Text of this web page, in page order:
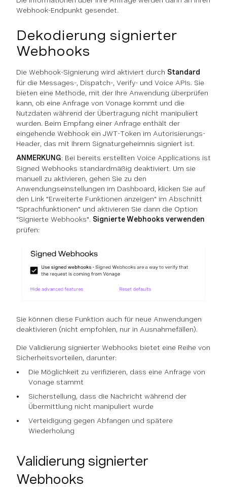
Webhook-Endpunkt gesendet.
Dekodierung signierter
Webhooks
Die Webhook-Signierung wird aktiviert durch Standard
für die Messages-, Dispatch-, Verify- und Voice APIs. Sie
bieten eine Methode, mit der Ihre Anwendung überprüfen
kann, ob eine Anfrage von Vonage kommt und die
Nutzdaten während der Übertragung nicht manipuliert
wurden. Beim Empfang einer Anfrage enthält der
eingehende Webhook ein JWT-Token im Autorisierungs-
Header, das mit Ihrem Signaturgeheimnis signiert ist.
ANMERKUNG: Bei bereits erstellten Voice Applications ist
Signed Webhooks standardmäßig deaktiviert. Um sie
manuell zu aktivieren, gehen Sie zu den
Anwendungseinstellungen im Dashboard, klicken Sie auf
den Link "Erweiterte Funktionen anzeigen" im Abschnitt
"Sprachfunktionen" und aktivieren Sie dann die Option
"Signierte Webhooks". Signierte Webhooks verwenden
prüfen:
Sie können diese Funktion auch für neue Anwendungen
deaktivieren (nicht empfohlen, nur in Ausnahmefällen).
Die Validierung signierter Webhooks bietet eine Reihe von
Sicherheitsvorteilen, darunter:
Die Möglichkeit zu verifizieren, dass eine Anfrage von
Vonage stammt
Sicherstellung, dass die Nachricht während der
Übermittlung nicht manipuliert wurde
Verteidigung gegen Abfangen und spätere
Wiederholung
Validierung signierter
Webhooks